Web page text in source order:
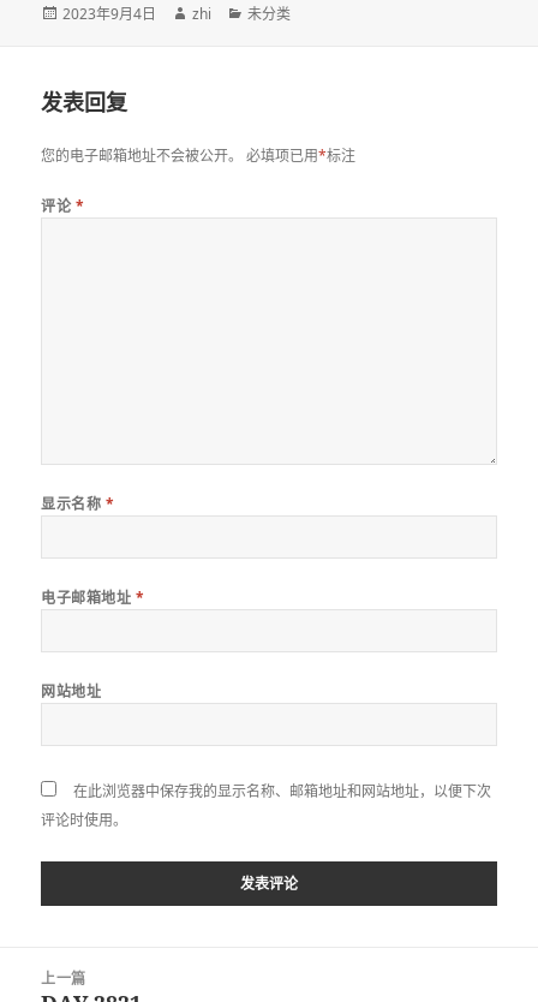
发
2023年9月4日
作
zhi
分
未分类
发表回复
您的电子邮箱地址不会被公开。 必填项已用*标注
评论 *
显示名称 *
电子邮箱地址 *
网站地址
在此浏览器中保存我的显示名称、邮箱地址和网站地址，以便下次
评论时使用。
上一篇